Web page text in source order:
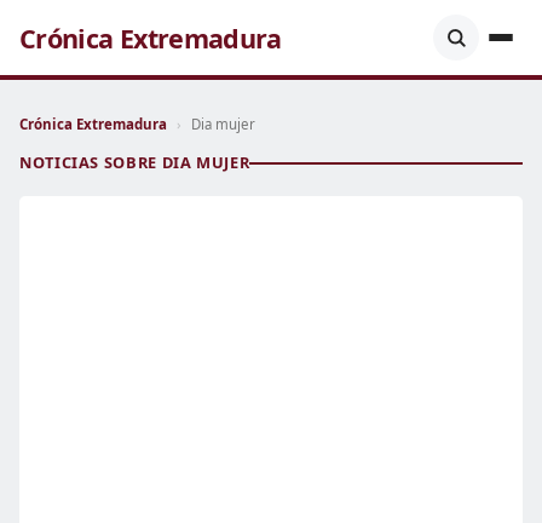
Crónica Extremadura
Crónica Extremadura › Dia mujer
NOTICIAS SOBRE DIA MUJER